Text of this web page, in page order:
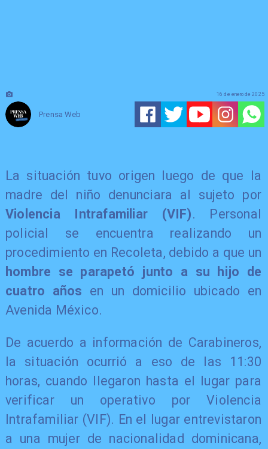
Prensa Web
16 de enero de 2025
La situación tuvo origen luego de que la
madre del niño denunciara al sujeto por
Violencia Intrafamiliar (VIF). Personal
policial se encuentra realizando un
procedimiento en Recoleta, debido a que un
hombre se parapetó junto a su hijo de
cuatro años en un domicilio ubicado en
Avenida México.
De acuerdo a información de Carabineros,
la situación ocurrió a eso de las 11:30
horas, cuando llegaron hasta el lugar para
verificar un operativo por Violencia
Intrafamiliar (VIF). En el lugar entrevistaron
a una mujer de nacionalidad dominicana,